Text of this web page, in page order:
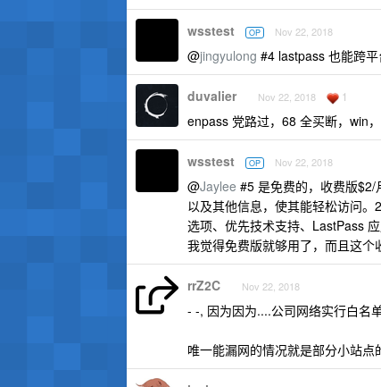
wsstest OP Nov 22, 2018
@jingyulong #4 lastpass 也能跨
duvalier Nov 22, 2018 1
enpass 党路过，68 全买断，win
wsstest OP Nov 22, 2018
@Jaylee #5 是免费的，收费版$2/
以及其他信息，使其能轻松访问
选项、优先技术支持、LastPass
我觉得免费版就够用了，而且这
rrZ2C Nov 22, 2018
- -, 因为因为....公司网络实行白名
唯一能漏网的情况就是部分小站